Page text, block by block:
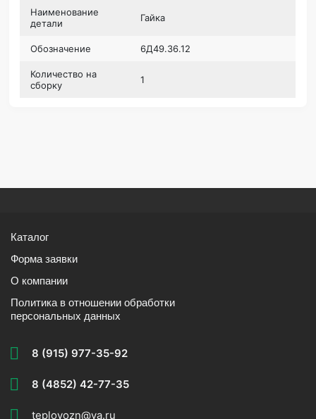
Наименование
детали
Гайка
Обозначение 6Д49.36.12
Количество на
сборку
1
Каталог
Форма заявки
О компании
Политика в отношении обработки
персональных данных
8 (915) 977-35-92
8 (4852) 42-77-35
teplovozn@ya.ru